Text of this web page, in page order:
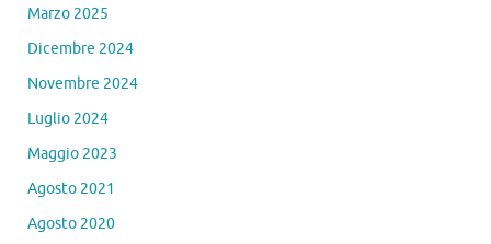
Marzo 2025
Dicembre 2024
Novembre 2024
Luglio 2024
Maggio 2023
Agosto 2021
Agosto 2020